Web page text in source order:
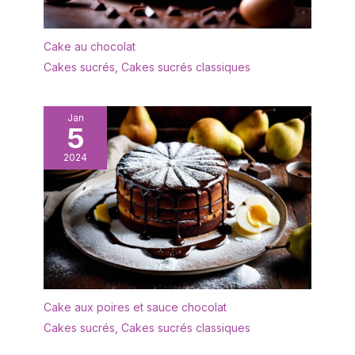
Cake au chocolat
Cakes sucrés Cakes sucrés classiques
Jan
5
2024
Cake aux poires et sauce chocolat
Cakes sucrés Cakes sucrés classiques